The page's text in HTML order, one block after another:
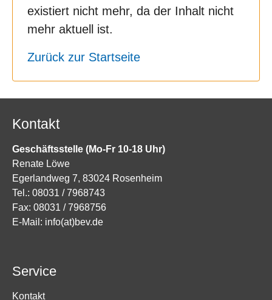
existiert nicht mehr, da der Inhalt nicht
mehr aktuell ist.
Zurück zur Startseite
Kontakt
Geschäftsstelle (Mo-Fr 10-18 Uhr)
Renate Löwe
Egerlandweg 7, 83024 Rosenheim
Tel.: 08031 / 7968743
Fax: 08031 / 7968756
E-Mail: info(at)bev.de
Service
Kontakt